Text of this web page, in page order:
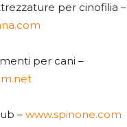
per cinofilia –
per cani –
– www.spinone.com